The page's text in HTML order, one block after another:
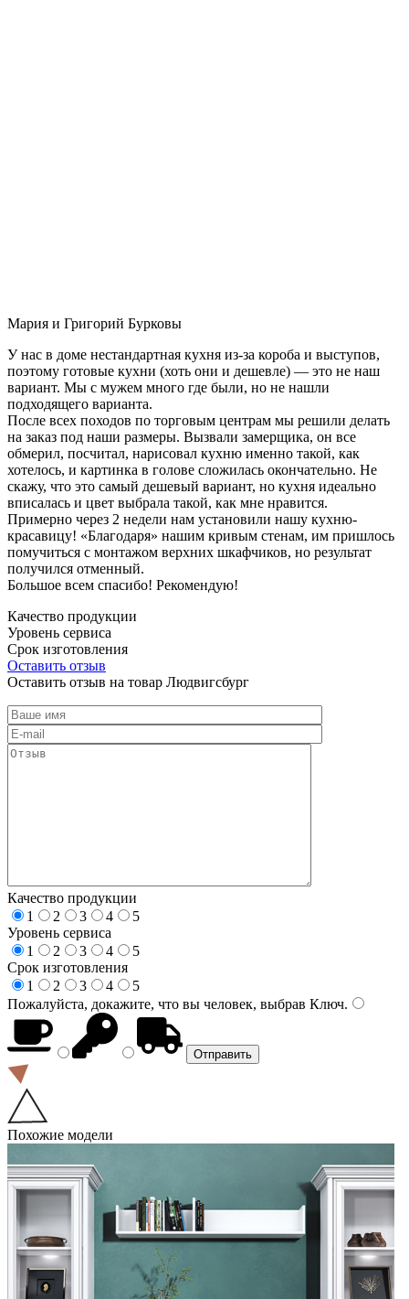
Мария и Григорий Бурковы
У нас в доме нестандартная кухня из-за короба и выступов,
поэтому готовые кухни (хоть они и дешевле) — это не наш
вариант. Мы с мужем много где были, но не нашли
подходящего варианта.
После всех походов по торговым центрам мы решили делать
на заказ под наши размеры. Вызвали замерщика, он все
обмерил, посчитал, нарисовал кухню именно такой, как
хотелось, и картинка в голове сложилась окончательно. Не
скажу, что это самый дешевый вариант, но кухня идеально
вписалась и цвет выбрала такой, как мне нравится.
Примерно через 2 недели нам установили нашу кухню-
красавицу! «Благодаря» нашим кривым стенам, им пришлось
помучиться с монтажом верхних шкафчиков, но результат
получился отменный.
Большое всем спасибо! Рекомендую!
Качество продукции
Уровень сервиса
Срок изготовления
Оставить отзыв
Оставить отзыв на товар Людвигсбург
Качество продукции
1
2 3 4
5
Уровень сервиса
1
2 3 4
5
Срок изготовления
1
2 3 4
5
Пожалуйста, докажите, что вы человек, выбрав Ключ.
Похожие модели